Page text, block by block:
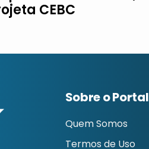
CEBC
Sobre o Portal
Quem Somos
Termos de Uso